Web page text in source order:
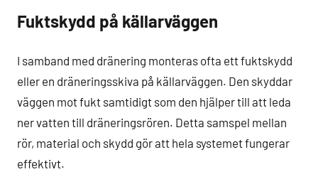
Fuktskydd på källarväggen
I samband med dränering monteras ofta ett fuktskydd
eller en dräneringsskiva på källarväggen. Den skyddar
väggen mot fukt samtidigt som den hjälper till att leda
ner vatten till dräneringsrören. Detta samspel mellan
rör, material och skydd gör att hela systemet fungerar
effektivt.